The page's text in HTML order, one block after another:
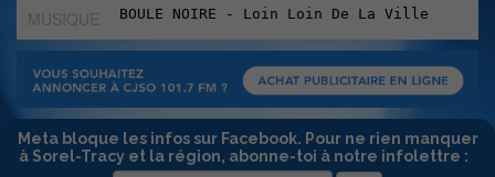
MUSIQUE
:
Meta bloque les infos sur Facebook. Pour ne rien manquer
à Sorel-Tracy et la région, abonne-toi à notre infolettre :